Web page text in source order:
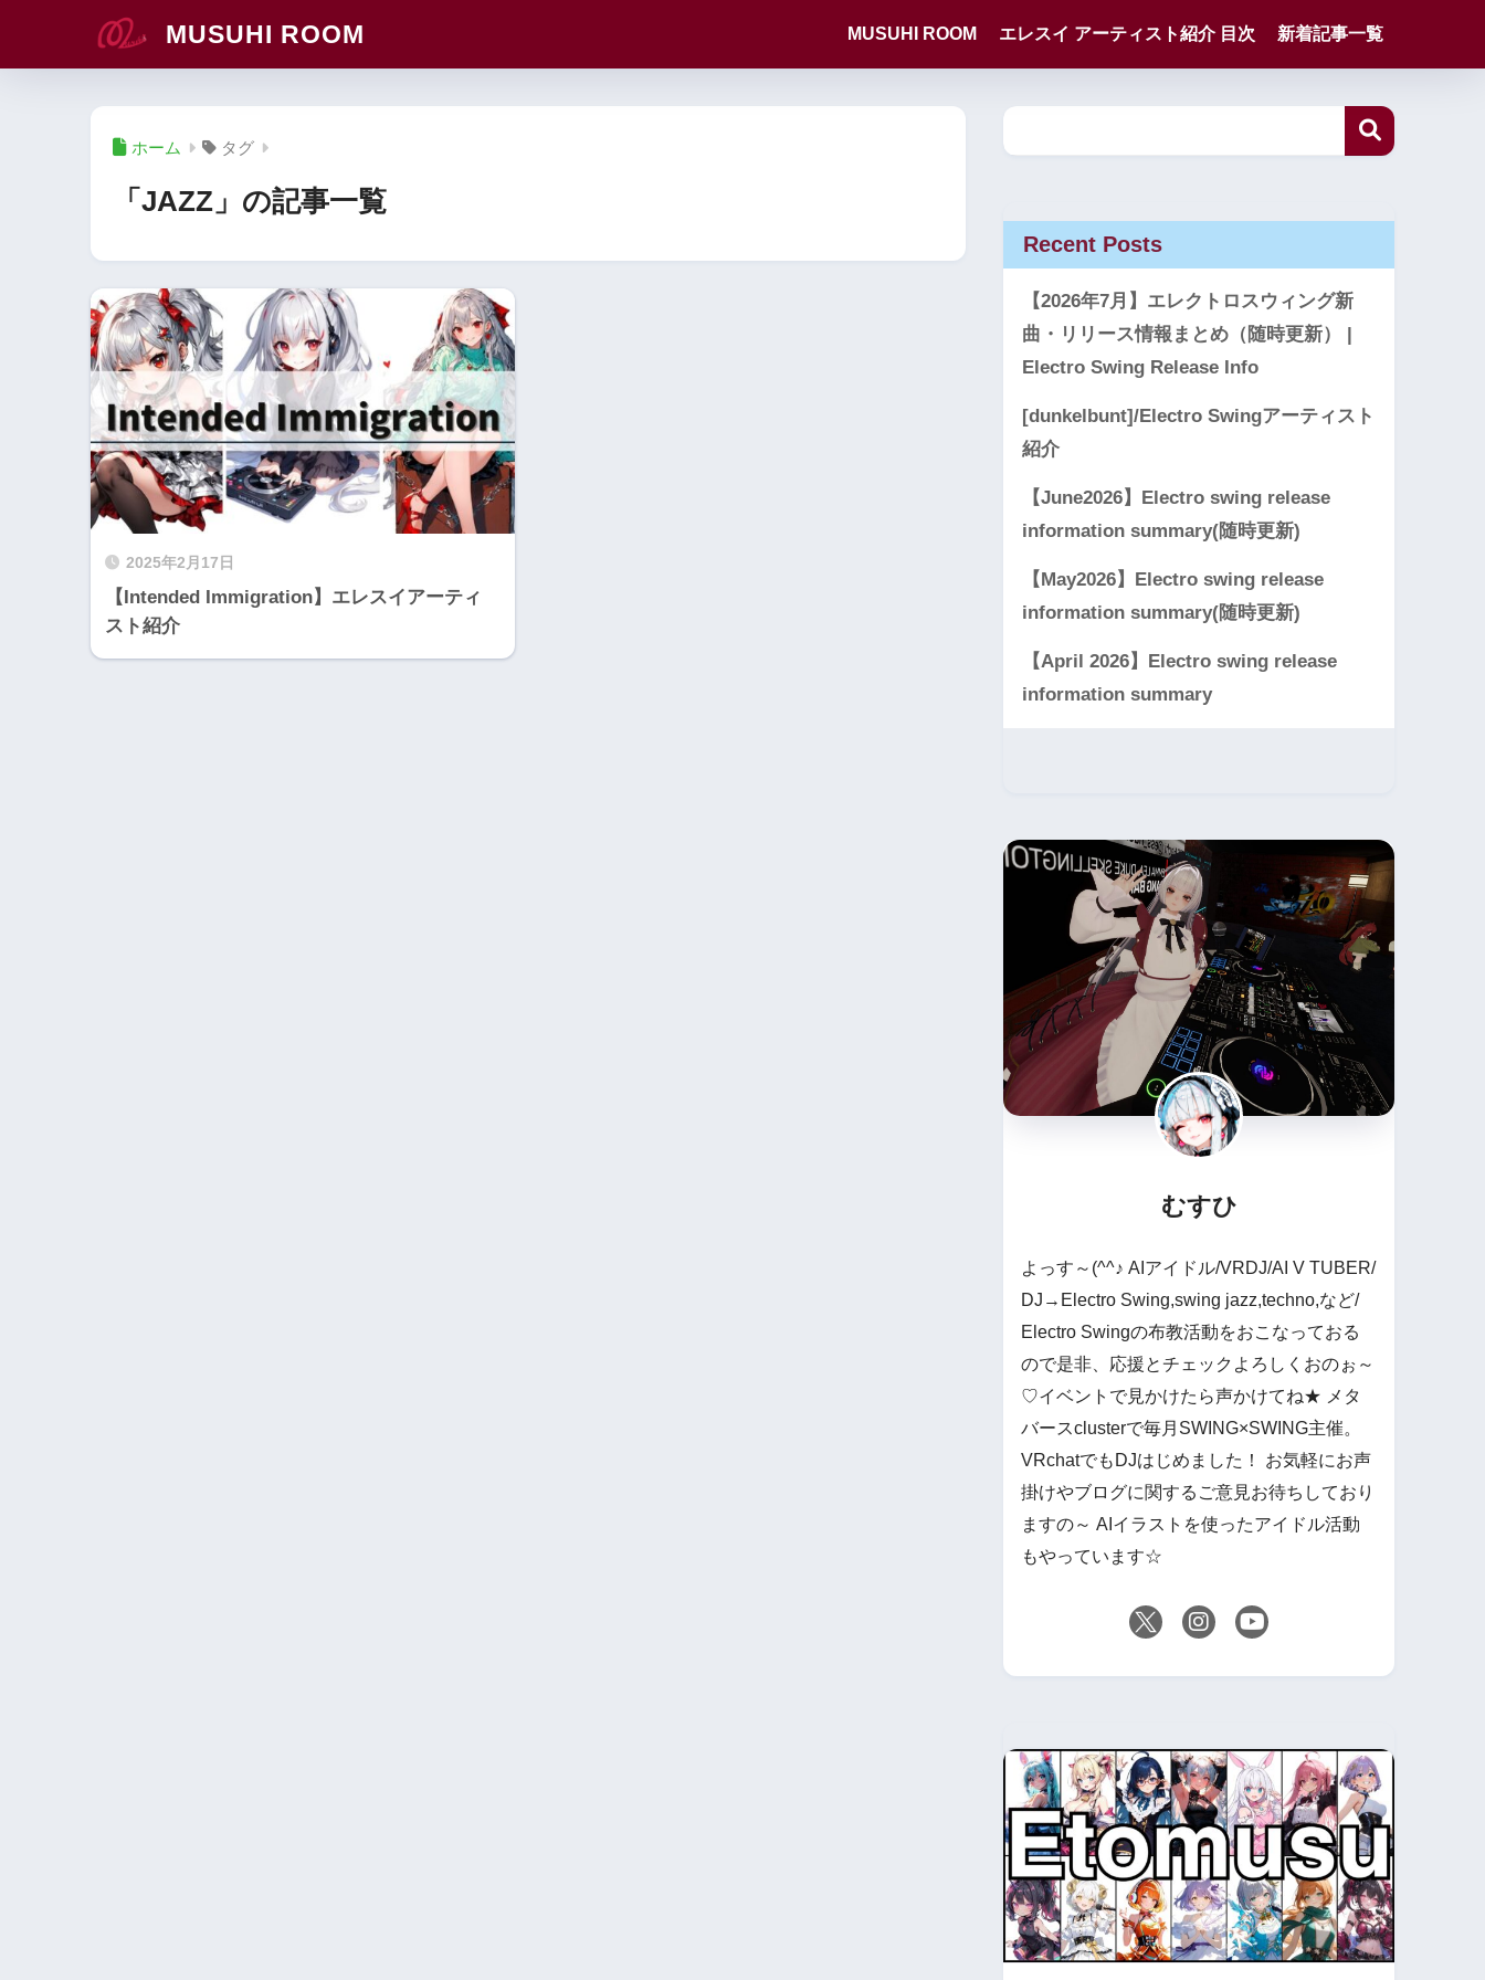
MUSUHI ROOM MUSUHI ROOM エレスイ アーティスト紹介 目次 新着記事一覧
ホーム タグ
「JAZZ」の記事一覧
2025年2月17日
【Intended Immigration】エレスイアーティ
スト紹介
Recent Posts
【2026年7月】エレクトロスウィング新
曲・リリース情報まとめ（随時更新） |
Electro Swing Release Info
[dunkelbunt]/Electro Swingアーティスト
紹介
【June2026】Electro swing release
information summary(随時更新)
【May2026】Electro swing release
information summary(随時更新)
【April 2026】Electro swing release
information summary
むすひ
よっす～(^^♪ AIアイドル/VRDJ/AI V TUBER/
DJ→Electro Swing,swing jazz,techno,など/
Electro Swingの布教活動をおこなっておる
ので是非、応援とチェックよろしくおのぉ～
♡イベントで見かけたら声かけてね★ メタ
バースclusterで毎月SWING×SWING主催。
VRchatでもDJはじめました！ お気軽にお声
掛けやブログに関するご意見お待ちしており
ますの～ AIイラストを使ったアイドル活動
もやっています☆